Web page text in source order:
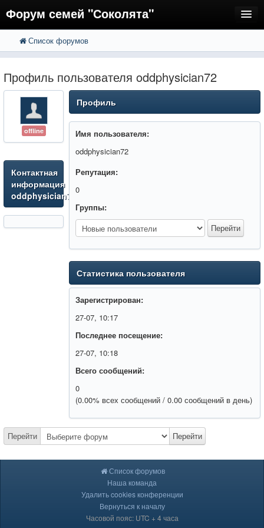
Форум семей "Соколята"
FAQ
Регистрация
Вход
Список форумов
Профиль пользователя oddphysician72
offline
Контактная
информация
oddphysician72
Профиль
Имя пользователя:
oddphysician72
Репутация:
0
Группы:
Статистика пользователя
Зарегистрирован:
27-07, 10:17
Последнее посещение:
27-07, 10:18
Всего сообщений:
0
(0.00% всех сообщений / 0.00 сообщений в день)
Перейти Перейти
Список форумов
Наша команда
Удалить cookies конференции
Вернуться к началу
Часовой пояс: UTC + 4 часа